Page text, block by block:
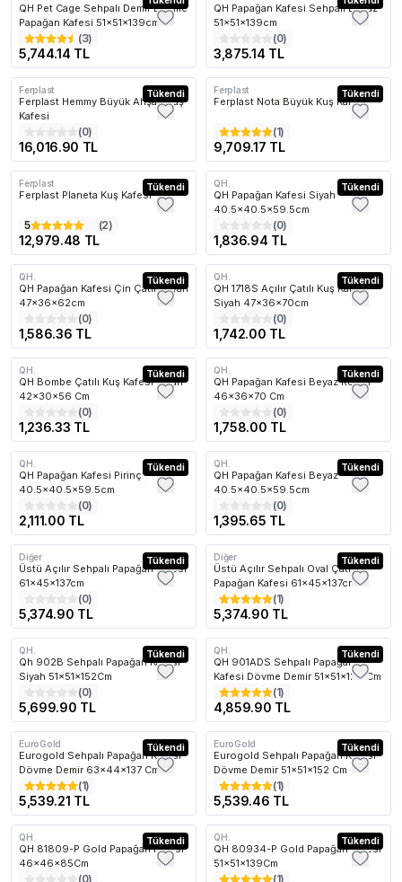
QH Pet Cage Sehpalı Demir Dövme
Papağan Kafesi 51x51x139cm
(3)
5,744.14 TL
QH Papağan Kafesi Sehpalı Beyaz
51x51x139cm
(0)
3,875.14 TL
Kargo Bedava Tükendi
Ferplast
Ferplast Hemmy Büyük Ahşap Kuş
Kafesi
(0)
16,016.90 TL
Kargo Bedava Tükendi
Ferplast
Ferplast Nota Büyük Kuş Kafesi
(1)
9,709.17 TL
Kargo Bedava Tükendi
Ferplast
Ferplast Planeta Kuş Kafesi
5 (2)
12,979.48 TL
Kargo Bedava Tükendi
QH.
QH Papağan Kafesi Siyah
40.5x40.5x59.5cm
(0)
1,836.94 TL
Kargo Bedava Tükendi
QH.
QH Papağan Kafesi Çin Çatılı Siyah
47x36x62cm
(0)
1,586.36 TL
Kargo Bedava Tükendi
QH.
QH 1718S Açılır Çatılı Kuş Kafesi
Siyah 47x36x70cm
(0)
1,742.00 TL
Kargo Bedava Tükendi
QH.
QH Bombe Çatılı Kuş Kafesi Siyah
42x30x56 Cm
(0)
1,236.33 TL
Kargo Bedava Tükendi
QH.
QH Papağan Kafesi Beyaz Renkli
46x36x70 Cm
(0)
1,758.00 TL
Kargo Bedava Tükendi
QH.
QH Papağan Kafesi Pirinç
40.5x40.5x59.5cm
(0)
2,111.00 TL
Kargo Bedava Tükendi
QH.
QH Papağan Kafesi Beyaz
40.5x40.5x59.5cm
(0)
1,395.65 TL
Kargo Bedava Tükendi
Diğer
Üstü Açılır Sehpalı Papağan Kafesi
61x45x137cm
(0)
5,374.90 TL
Kargo Bedava Tükendi
Diğer
Üstü Açılır Sehpalı Oval Çatı
Papağan Kafesi 61x45x137cm
(1)
5,374.90 TL
Kargo Bedava Tükendi
QH.
Qh 902B Sehpalı Papağan Kafesi
Siyah 51x51x152Cm
(0)
5,699.90 TL
Tükendi
QH.
QH 901ADS Sehpalı Papağan
Kafesi Dövme Demir 51x51x129 Cm
(1)
4,859.90 TL
Tükendi
EuroGold
Eurogold Sehpalı Papağan Kafesi
Dövme Demir 63x44x137 Cm
(1)
5,539.21 TL
Tükendi
EuroGold
Eurogold Sehpalı Papağan Kafesi
Dövme Demir 51x51x152 Cm
(1)
5,539.46 TL
Kargo Bedava Tükendi
QH.
QH 81809-P Gold Papağan Kafesi
46x46x85Cm
(0)
Kargo Bedava Tükendi
QH.
QH 80934-P Gold Papağan Kafesi
51x51x139Cm
(1)